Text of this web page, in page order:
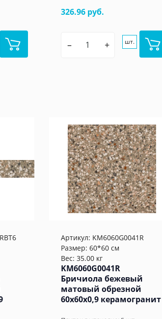
326.96 руб.
– + шт.
Артикул: KM6060G0041R
Размер: 60*60 см
Вес: 35.00 кг
KM6060G0041R
Бричиола бежевый
матовый обрезной
60x60x0,9 керамогранит